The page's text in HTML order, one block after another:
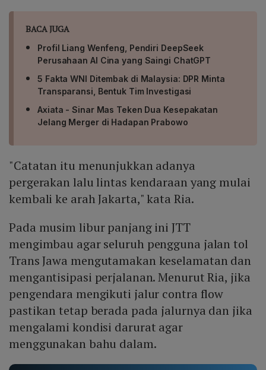
BACA JUGA
Profil Liang Wenfeng, Pendiri DeepSeek
Perusahaan AI Cina yang Saingi ChatGPT
5 Fakta WNI Ditembak di Malaysia: DPR Minta
Transparansi, Bentuk Tim Investigasi
Axiata - Sinar Mas Teken Dua Kesepakatan
Jelang Merger di Hadapan Prabowo
"Catatan itu menunjukkan adanya
pergerakan lalu lintas kendaraan yang mulai
kembali ke arah Jakarta," kata Ria.
Pada musim libur panjang ini JTT
mengimbau agar seluruh pengguna jalan tol
Trans Jawa mengutamakan keselamatan dan
mengantisipasi perjalanan. Menurut Ria, jika
pengendara mengikuti jalur contra flow
pastikan tetap berada pada jalurnya dan jika
mengalami kondisi darurat agar
menggunakan bahu dalam.